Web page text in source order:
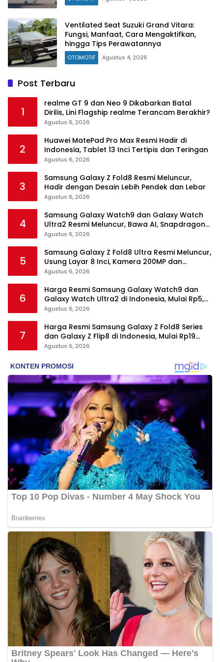
Ventilated Seat Suzuki Grand Vitara:
Fungsi, Manfaat, Cara Mengaktifkan,
hingga Tips Perawatannya
OTOMOTIF Agustus 4, 2026
Post Terbaru
1
realme GT 9 dan Neo 9 Dikabarkan Batal
Dirilis, Lini Flagship realme Terancam Berakhir?
Agustus 6, 2026
2
Huawei MatePad Pro Max Resmi Hadir di
Indonesia, Tablet 13 Inci Tertipis dan Teringan
Agustus 6, 2026
3
Samsung Galaxy Z Fold8 Resmi Meluncur,
Hadir dengan Desain Lebih Pendek dan Lebar
Agustus 6, 2026
4
Samsung Galaxy Watch9 dan Galaxy Watch
Ultra2 Resmi Meluncur, Bawa AI, Snapdragon
Wear Elite, dan Fitur Kesehatan Baru
Agustus 6, 2026
5
Samsung Galaxy Z Fold8 Ultra Resmi Meluncur,
Usung Layar 8 Inci, Kamera 200MP dan
Snapdragon 8 Elite Gen 5
Agustus 6, 2026
6
Harga Resmi Samsung Galaxy Watch9 dan
Galaxy Watch Ultra2 di Indonesia, Mulai Rp5,9
Jutaan
Agustus 6, 2026
7
Harga Resmi Samsung Galaxy Z Fold8 Series
dan Galaxy Z Flip8 di Indonesia, Mulai Rp19
Jutaan
Agustus 6, 2026